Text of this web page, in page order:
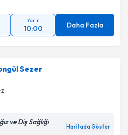
Yarın
10:00 Daha Fazla
Sezer
ve Diş Sağlığı
Haritada Göster